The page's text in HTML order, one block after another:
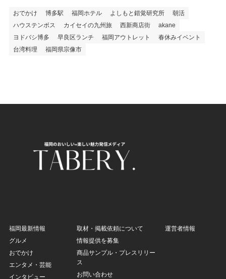
おでかけ 博多駅 福岡ホテル よしもと錯覚研究所
朝活
ハウステンボス
カイセイの九州旅 西新商店街
akane
ヨドバシ博多
早良区ランチ 福岡アウトレット
春休みイベント
台湾料理
福岡県宗像市
福岡最新情報
グルメ
おでかけ
エンタメ・芸能
インタビュー
取材・掲載依頼について
情報提供を募集
商品サンプル・プレスリリー
ス
お問い合わせ
運営者情報